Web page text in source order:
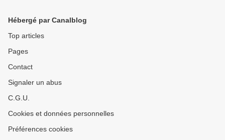
Hébergé par Canalblog
Top articles
Pages
Contact
Signaler un abus
C.G.U.
Cookies et données personnelles
Préférences cookies